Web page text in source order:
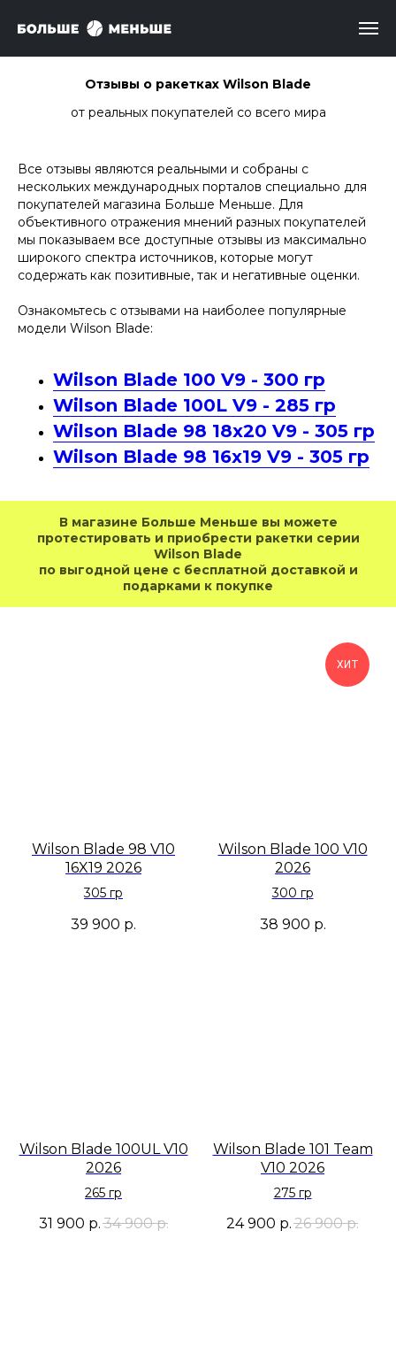
Отзывы о ракетках Wilson Blade
от реальных покупателей со всего мира
Все отзывы являются реальными и собраны с
нескольких международных порталов специально для
покупателей магазина Больше Меньше. Для
объективного отражения мнений разных покупателей
мы показываем все доступные отзывы из максимально
широкого спектра источников, которые могут
содержать как позитивные, так и негативные оценки.
Ознакомьтесь с отзывами на наиболее популярные
модели Wilson Blade:
Wilson Blade 100 V9 - 300 гр
Wilson Blade 100L V9 - 285 гр
Wilson Blade 98 18x20 V9 - 305 гр
Wilson Blade 98 16x19 V9 - 305 гр
В магазине Больше Меньше вы можете
протестировать и приобрести ракетки серии
Wilson Blade
по выгодной цене с бесплатной доставкой и
подарками к покупке
Wilson Blade 98 V10
16X19 2026
305 гр
39 900 р.
ХИТ
Wilson Blade 100 V10
2026
300 гр
38 900 р.
Wilson Blade 100UL V10
2026
265 гр
31 900 р.34 900 р.
Wilson Blade 101 Team
V10 2026
275 гр
24 900 р. 26 900 р.